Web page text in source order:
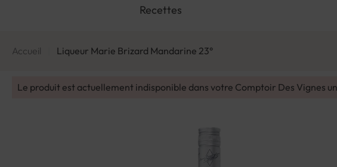
Recettes
Accueil Liqueur Marie Brizard Mandarine 23°
Le produit est actuellement indisponible dans votre Comptoir Des Vignes